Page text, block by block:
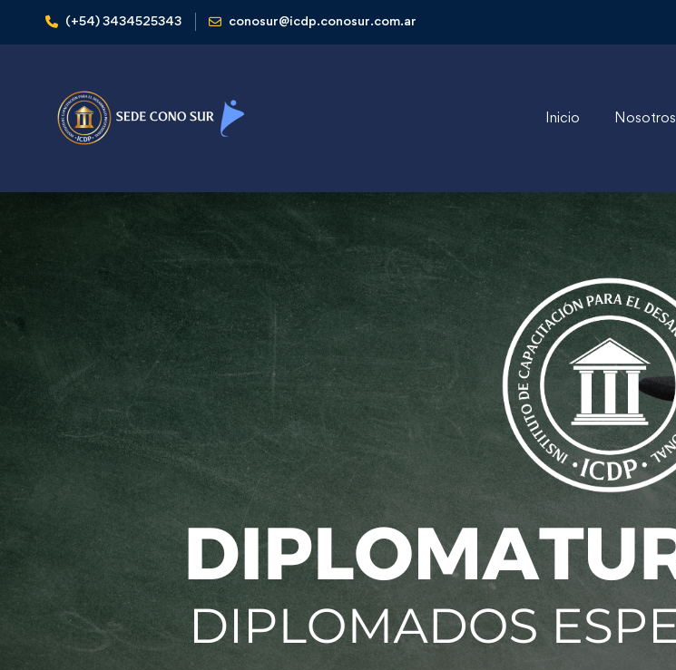
(+54) 3434525343 conosur@icdp.conosur.com.ar
Inicio Nosotros
diplomaturas